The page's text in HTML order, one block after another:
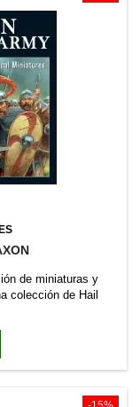
de miniaturas y
colección de Hail
base coherente para
concreta.Es una
de ejército,